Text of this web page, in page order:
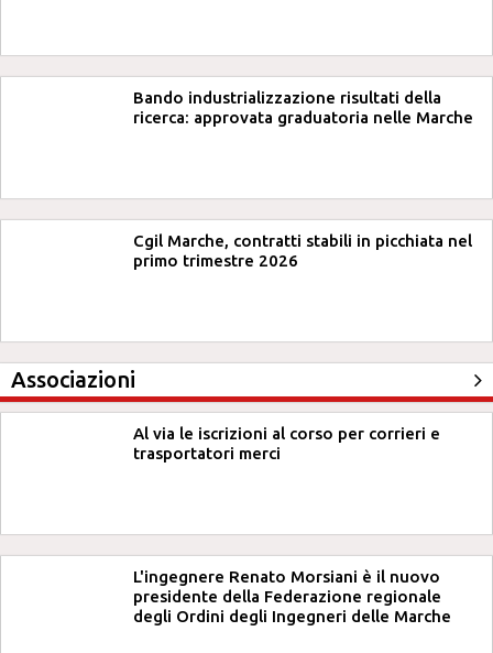
Bando industrializzazione risultati della
ricerca: approvata graduatoria nelle Marche
Cgil Marche, contratti stabili in picchiata nel
primo trimestre 2026
Associazioni
Al via le iscrizioni al corso per corrieri e
trasportatori merci
L'ingegnere Renato Morsiani è il nuovo
presidente della Federazione regionale
degli Ordini degli Ingegneri delle Marche